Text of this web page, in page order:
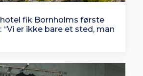
fik Bornholms første
“Vi er ikke bare et sted, man